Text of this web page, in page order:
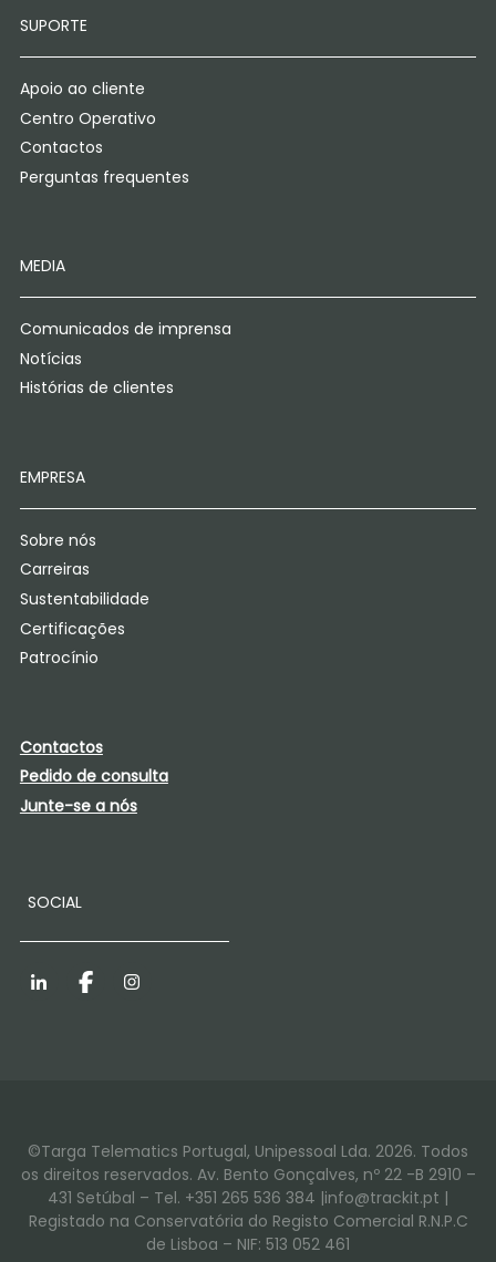
SUPORTE
Apoio ao cliente
Centro Operativo
Contactos
Perguntas frequentes
MEDIA
Comunicados de imprensa
Notícias
Histórias de clientes
EMPRESA
Sobre nós
Carreiras
Sustentabilidade
Certificações
Patrocínio
Contactos
Pedido de consulta
Junte-se a nós
SOCIAL
LinkedInFacebookInstagram
©Targa Telematics Portugal, Unipessoal Lda. 2026. Todos
os direitos reservados. Av. Bento Gonçalves, nº 22 -B 2910 –
431 Setúbal – Tel. +351 265 536 384 |info@trackit.pt |
Registado na Conservatória do Registo Comercial R.N.P.C
de Lisboa – NIF: 513 052 461